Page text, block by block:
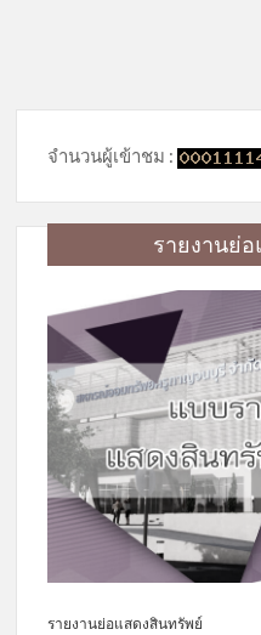
จำนวนผู้เข้าชม :
รายงานย่
รายงานย่อแสดงสินทรัพย์